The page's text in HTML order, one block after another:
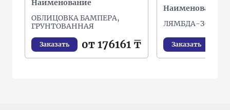
Наименование
ОБЛИЦОВКА БАМПЕРА,
ГРУНТОВАННАЯ
Заказать от 176161 ₸
Наименование
ЛЯМБДА-ЗОНД
Заказать